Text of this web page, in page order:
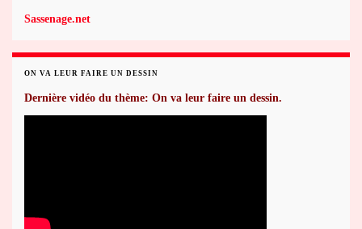
Sassenage.net
ON VA LEUR FAIRE UN DESSIN
Dernière vidéo du thème: On va leur faire un dessin.